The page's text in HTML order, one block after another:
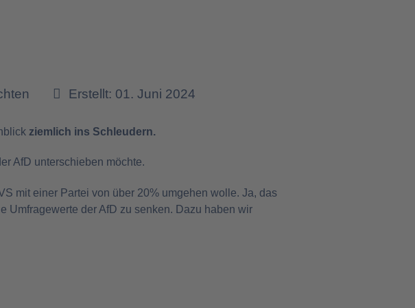
Erstellt: 01. Juni 2024
ziemlich ins Schleudern.
AfD unterschieben möchte.
mit einer Partei von über 20% umgehen wolle. Ja, das
Umfragewerte der AfD zu senken. Dazu haben wir